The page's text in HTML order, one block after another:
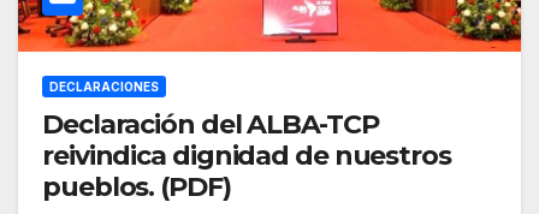
DECLARACIONES
Declaración del ALBA-TCP
reivindica dignidad de nuestros
pueblos. (PDF)